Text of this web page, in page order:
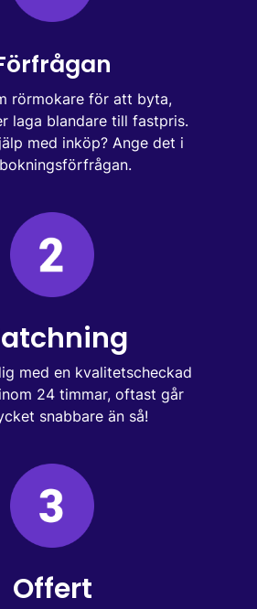
rörmokare för att byta,
laga blandare till fastpris.
med inköp? Ange det i
med en kvalitetscheckad
24 timmar, oftast går
snabbare än så!
Offert